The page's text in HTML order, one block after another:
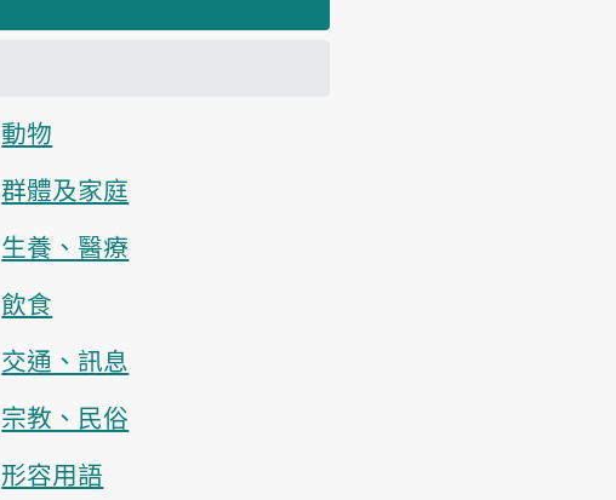
動物
群體及家庭
生養、醫療
飲食
交通、訊息
宗教、民俗
形容用語